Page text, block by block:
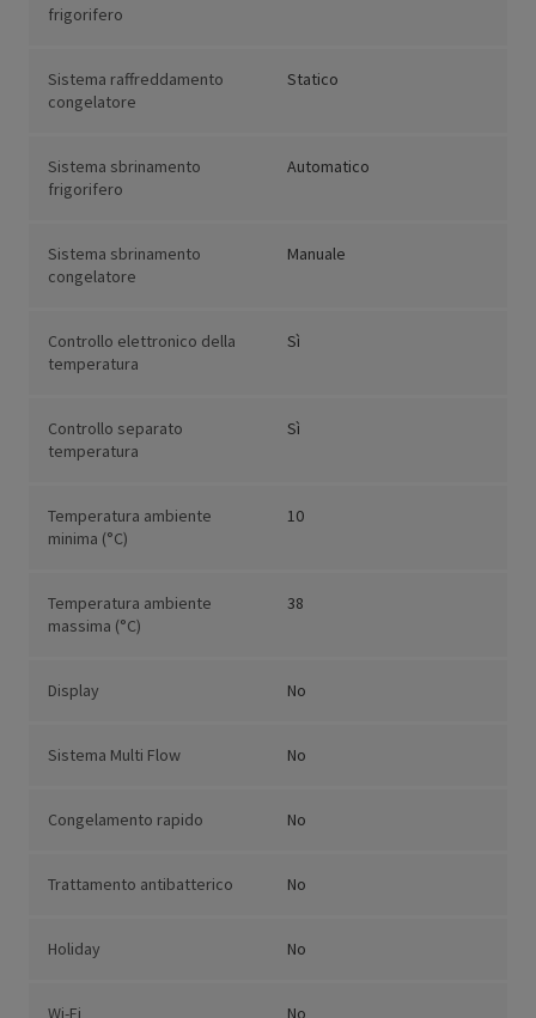
frigorifero
Sistema raffreddamento
congelatore
Statico
Sistema sbrinamento
frigorifero
Automatico
Sistema sbrinamento
congelatore
Manuale
Controllo elettronico della
temperatura
Sì
Controllo separato
temperatura
Sì
Temperatura ambiente
minima (°C)
10
Temperatura ambiente
massima (°C)
38
Display No
Sistema Multi Flow No
Congelamento rapido No
Trattamento antibatterico No
Holiday No
Wi-Fi No